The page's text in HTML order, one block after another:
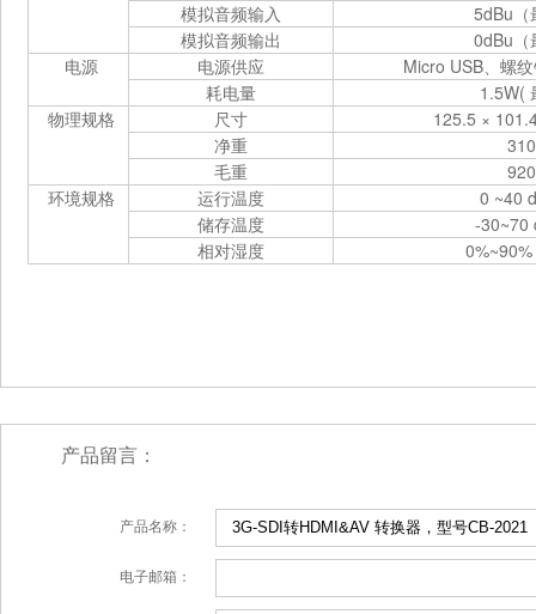
模拟音频输入
5dBu（
模拟音频输出
0dBu（
电源
电源供应
Micro USB、螺
耗电量
1.5W(
物理规格
尺寸
125.5 ×
净重
毛重
环境规格
运行温度
0 ~40
储存温度
-30~70
相对湿度
产品留言：
产品名称：
电子邮箱：